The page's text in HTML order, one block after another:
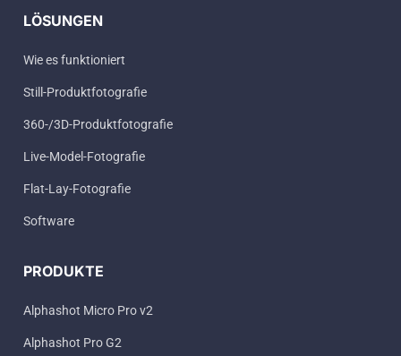
LÖSUNGEN
Wie es funktioniert
Still-Produktfotografie
360-/3D-Produktfotografie
Live-Model-Fotografie
Flat-Lay-Fotografie
Software
PRODUKTE
Alphashot Micro Pro v2
Alphashot Pro G2